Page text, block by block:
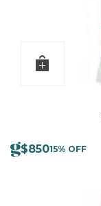
$85015% OFF